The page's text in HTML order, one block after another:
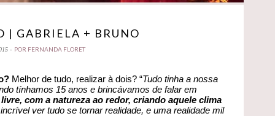
| GABRIELA + BRUNO
- POR FERNANDA FLORET
Melhor de tudo, realizar à dois? “Tudo tinha a nossa
tínhamos 15 anos e brincávamos de falar em
com a natureza ao redor, criando aquele clima
ver tudo se tornar realidade, e uma realidade mil